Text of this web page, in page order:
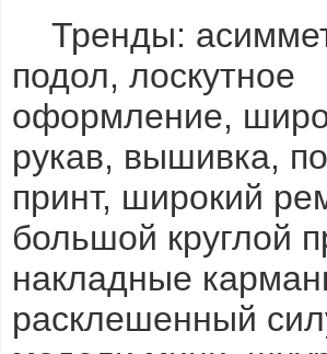
Тренды:
подол, лоскутное
оформление,
рукав, вышивка,
принт, широкий
большой круглой
накладные
расклешенный